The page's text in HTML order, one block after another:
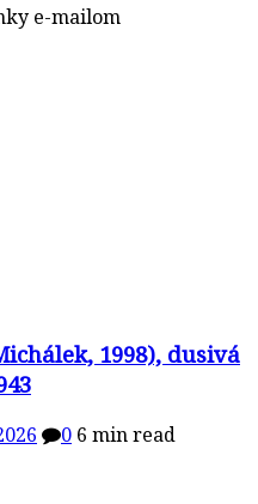
e-mailom
1998), dusivá
0 6 min read